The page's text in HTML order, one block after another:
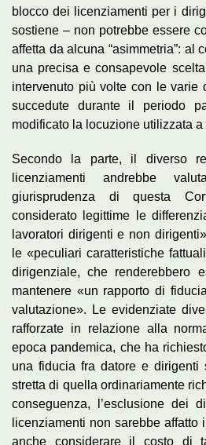
blocco dei licenziamenti per i
sostiene – non potrebbe essere
affetta da alcuna “asimmetria”: al
una precisa e consapevole
intervenuto più volte con le varie
succedute durante il periodo
modificato la locuzione utilizzata a
Secondo la parte, il diverso
licenziamenti andrebbe
giurisprudenza di questa
considerato legittime le
lavoratori dirigenti e non
le «peculiari caratteristiche
dirigenziale, che renderebbero
mantenere «un rapporto di
valutazione». Le evidenziate
rafforzate in relazione alla
epoca pandemica, che ha
una fiducia fra datore e dirigenti
stretta di quella ordinariamente
conseguenza, l’esclusione dei
licenziamenti non sarebbe affatto
anche considerare il costo di